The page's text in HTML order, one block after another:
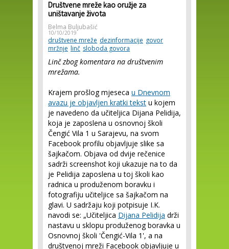
Društvene mreže kao oružje za
uništavanje života
Belma Buljubašić
10/10/2019
društvene mreže dezinformacije govor
mržnje linč sloboda govora
Linč zbog komentara na društvenim
mrežama.
Krajem prošlog mjeseca u Dnevnom
avazu je objavljen kratki tekst u kojem
je navedeno da učiteljica Dijana Pelidija,
koja je zaposlena u osnovnoj školi
Čengić Vila 1 u Sarajevu, na svom
Facebook profilu objavljuje slike sa
šajkačom. Objava od dvije rečenice
sadrži screenshot koji ukazuje na to da
je Pelidija zaposlena u toj školi kao
radnica u produženom boravku i
fotografiju učiteljice sa šajkačom na
glavi. U sadržaju koji potpisuje I.K.
navodi se: „Učiteljica Dijana Pelidija drži
nastavu u sklopu produženog boravka u
Osnovnoj školi 'Čengić-Vila 1', a na
društvenoj mreži Facebook objavljuje u